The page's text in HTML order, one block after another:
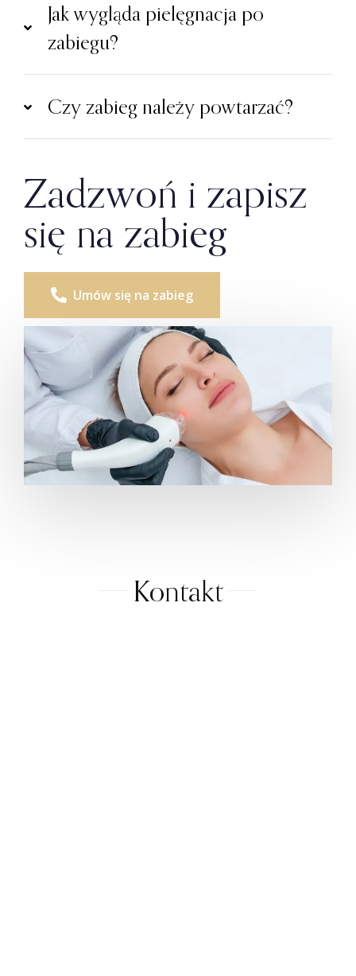
Jak wygląda pielęgnacja po
zabiegu?
Czy zabieg należy powtarzać?
Zadzwoń i zapisz
się na zabieg
Umów się na zabieg
Kontakt